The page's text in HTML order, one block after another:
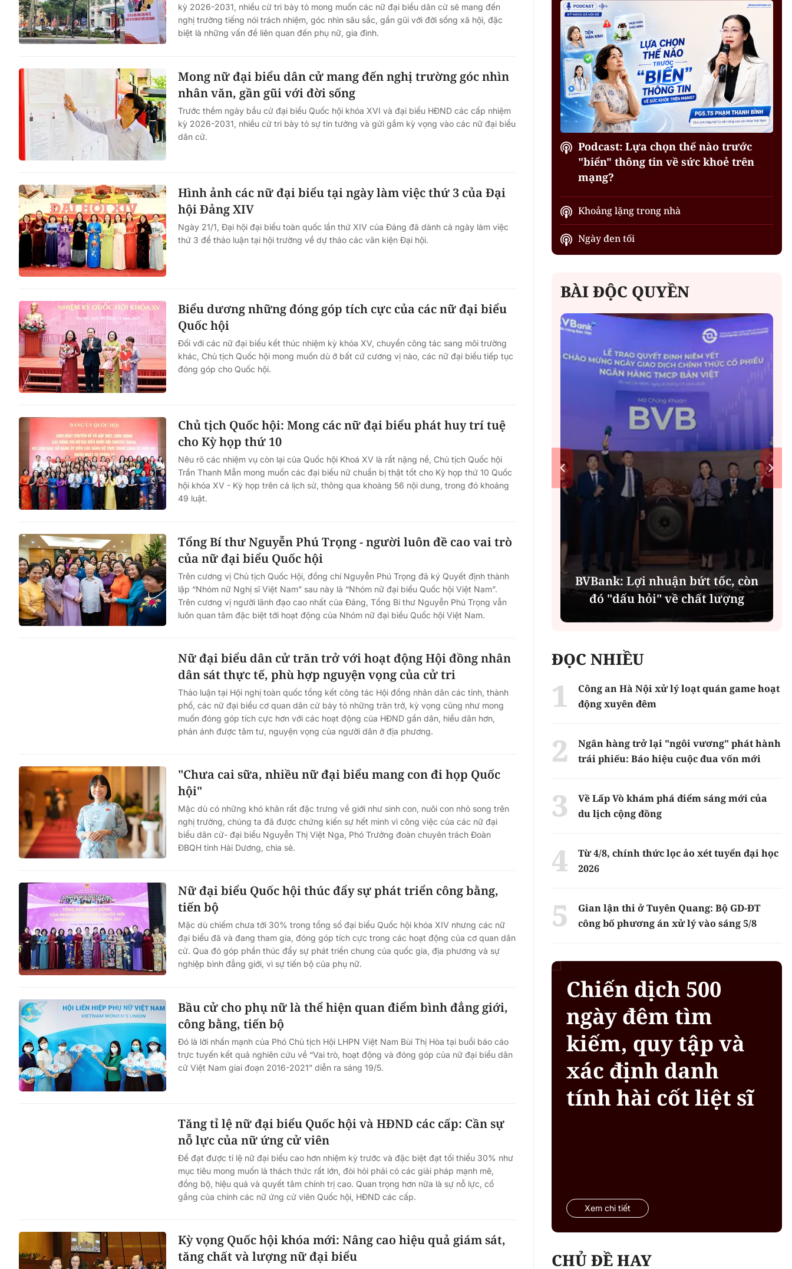
kỳ 2026-2031, nhiều cử tri bày tỏ mong muốn các nữ đại biểu dân cử sẽ mang đến
nghị trường tiếng nói trách nhiệm, góc nhìn sâu sắc, gần gũi với đời sống xã hội, đặc
biệt là những vấn đề liên quan đến phụ nữ, gia đình.
Mong nữ đại biểu dân cử mang đến nghị trường góc nhìn
nhân văn, gần gũi với đời sống
Trước thềm ngày bầu cử đại biểu Quốc hội khóa XVI và đại biểu HĐND các cấp nhiệm
kỳ 2026-2031, nhiều cử tri bày tỏ sự tin tưởng và gửi gắm kỳ vọng vào các nữ đại biểu
dân cử.
Hình ảnh các nữ đại biểu tại ngày làm việc thứ 3 của Đại
hội Đảng XIV
Ngày 21/1, Đại hội đại biểu toàn quốc lần thứ XIV của Đảng đã dành cả ngày làm việc
thứ 3 để thảo luận tại hội trường về dự thảo các văn kiện Đại hội.
Biểu dương những đóng góp tích cực của các nữ đại biểu
Quốc hội
Đối với các nữ đại biểu kết thúc nhiệm kỳ khóa XV, chuyển công tác sang môi trường
khác, Chủ tịch Quốc hội mong muốn dù ở bất cứ cương vị nào, các nữ đại biểu tiếp tục
đóng góp cho Quốc hội.
Chủ tịch Quốc hội: Mong các nữ đại biểu phát huy trí tuệ
cho Kỳ họp thứ 10
Nêu rõ các nhiệm vụ còn lại của Quốc hội Khoá XV là rất nặng nề, Chủ tịch Quốc hội
Trần Thanh Mẫn mong muốn các đại biểu nữ chuẩn bị thật tốt cho Kỳ họp thứ 10 Quốc
hội khóa XV - Kỳ họp trên cả lịch sử, thông qua khoảng 56 nội dung, trong đó khoảng
49 luật.
Tổng Bí thư Nguyễn Phú Trọng - người luôn đề cao vai trò
của nữ đại biểu Quốc hội
Trên cương vị Chủ tịch Quốc Hội, đồng chí Nguyễn Phú Trọng đã ký Quyết định thành
lập “Nhóm nữ Nghị sĩ Việt Nam” sau này là “Nhóm nữ đại biểu Quốc hội Việt Nam”.
Trên cương vị người lãnh đạo cao nhất của Đảng, Tổng Bí thư Nguyễn Phú Trọng vẫn
luôn quan tâm đặc biệt tới hoạt động của Nhóm nữ đại biểu Quốc hội Việt Nam.
Nữ đại biểu dân cử trăn trở với hoạt động Hội đồng nhân
dân sát thực tế, phù hợp nguyện vọng của cử tri
Thảo luận tại Hội nghị toàn quốc tổng kết công tác Hội đồng nhân dân các tỉnh, thành
phố, các nữ đại biểu cơ quan dân cử bày tỏ những trăn trở, kỳ vọng cũng như mong
muốn đóng góp tích cực hơn với các hoạt động của HĐND gần dân, hiểu dân hơn,
phản ánh được tâm tư, nguyện vọng của người dân ở địa phương.
"Chưa cai sữa, nhiều nữ đại biểu mang con đi họp Quốc
hội"
Mặc dù có những khó khăn rất đặc trưng về giới như sinh con, nuôi con nhỏ song trên
nghị trường, chúng ta đã được chứng kiến sự hết mình vì công việc của các nữ đại
biểu dân cử- đại biểu Nguyễn Thị Việt Nga, Phó Trưởng đoàn chuyên trách Đoàn
ĐBQH tỉnh Hải Dương, chia sẻ.
Nữ đại biểu Quốc hội thúc đẩy sự phát triển công bằng,
tiến bộ
Mặc dù chiếm chưa tới 30% trong tổng số đại biểu Quốc hội khóa XIV nhưng các nữ
đại biểu đã và đang tham gia, đóng góp tích cực trong các hoạt động của cơ quan dân
cử. Qua đó góp phần thúc đẩy sự phát triển chung của quốc gia, địa phương và sự
nghiệp bình đẳng giới, vì sự tiến bộ của phụ nữ.
Bầu cử cho phụ nữ là thể hiện quan điểm bình đẳng giới,
công bằng, tiến bộ
Đó là lời nhấn mạnh của Phó Chủ tịch Hội LHPN Việt Nam Bùi Thị Hòa tại buổi báo cáo
trực tuyến kết quả nghiên cứu về “Vai trò, hoạt động và đóng góp của nữ đại biểu dân
cử Việt Nam giai đoạn 2016-2021” diễn ra sáng 19/5.
Tăng tỉ lệ nữ đại biểu Quốc hội và HĐND các cấp: Cần sự
nỗ lực của nữ ứng cử viên
Để đạt được tỉ lệ nữ đại biểu cao hơn nhiệm kỳ trước và đặc biệt đạt tối thiểu 30% như
mục tiêu mong muốn là thách thức rất lớn, đòi hỏi phải có các giải pháp mạnh mẽ,
đồng bộ, hiệu quả và quyết tâm chính trị cao. Quan trọng hơn nữa là sự nỗ lực, cố
gắng của chính các nữ ứng cử viên Quốc hội, HĐND các cấp.
Kỳ vọng Quốc hội khóa mới: Nâng cao hiệu quả giám sát,
tăng chất và lượng nữ đại biểu
Podcast: Lựa chọn thế nào trước
"biển" thông tin về sức khoẻ trên
mạng?
Khoảng lặng trong nhà
Ngày đen tối
BÀI ĐỘC QUYỀN
Đổi mới tư duy quản lý trong
Luật An toàn thực phẩm sửa đổi
chuyển tiền - Phụ nữ làm chủ ví
điện tử
BVBank: Lợi nhuận bứt tốc, còn
đó "dấu hỏi" về chất lượng
ĐỌC NHIỀU
Công an Hà Nội xử lý loạt quán game hoạt
động xuyên đêm
Ngân hàng trở lại "ngôi vương" phát hành
trái phiếu: Báo hiệu cuộc đua vốn mới
Về Lấp Vò khám phá điểm sáng mới của
du lịch cộng đồng
Từ 4/8, chính thức lọc ảo xét tuyển đại học
2026
Gian lận thi ở Tuyên Quang: Bộ GD-ĐT
công bố phương án xử lý vào sáng 5/8
Chiến dịch 500
ngày đêm tìm
kiếm, quy tập và
xác định danh
tính hài cốt liệt sĩ
Xem chi tiết
CHỦ ĐỀ HAY